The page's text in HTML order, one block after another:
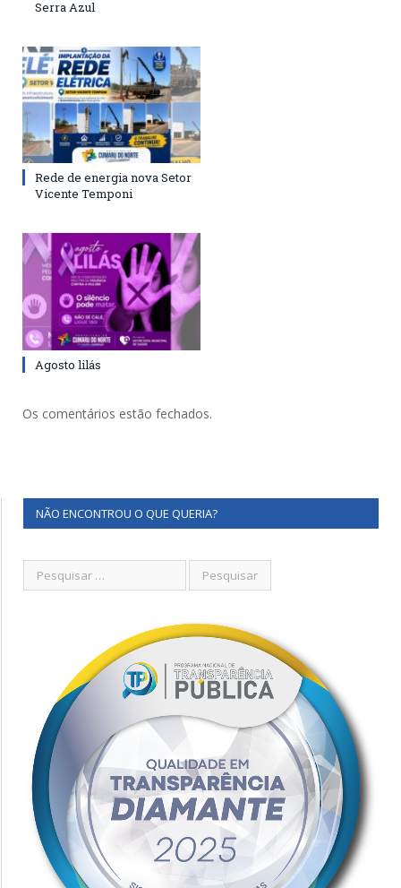
Serra Azul
Rede de energia nova Setor
Vicente Temponi
Agosto lilás
Os comentários estão fechados.
NÃO ENCONTROU O QUE QUERIA?